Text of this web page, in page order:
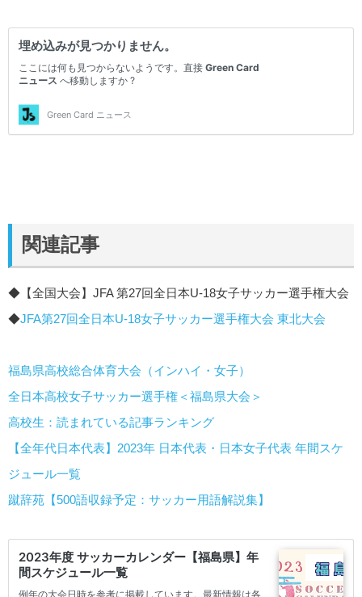
関連記事
◆【全国大会】JFA 第27回全日本U-18女子サッカー選手権大会
◆JFA第27回全日本U-18女子サッカー選手権大会 東北大会
福島県高校総合体育大会（インハイ・女子）
全日本高校女子サッカー選手権＜福島県大会＞
高校生：読まれている記事ランキング
【全年代日本代表】2023年 日本代表・日本女子代表 年間スケ
ジュール一覧
蹴辞苑【500語収録予定：サッカー用語解説集】